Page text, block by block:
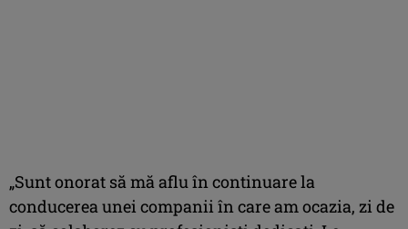
„Sunt onorat să mă aflu în continuare la
conducerea unei companii în care am ocazia, zi de